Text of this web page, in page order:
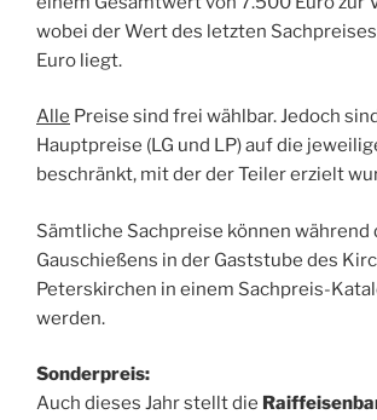
wobei der Wert des letzten
Euro liegt.
Alle Preise sind frei wählbar. Jedoch
Hauptpreise (LG und LP) auf die
beschränkt, mit der der Teiler erzielt
Sämtliche Sachpreise können während
Gauschießens in der Gaststube des
Peterskirchen in einem Sachpreis-
werden.
Sonderpreis:
Auch dieses Jahr stellt die